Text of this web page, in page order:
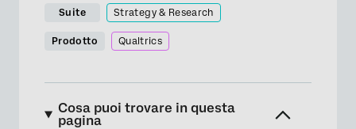
Suite Strategy & Research
Prodotto Qualtrics
Cosa puoi trovare in questa
pagina